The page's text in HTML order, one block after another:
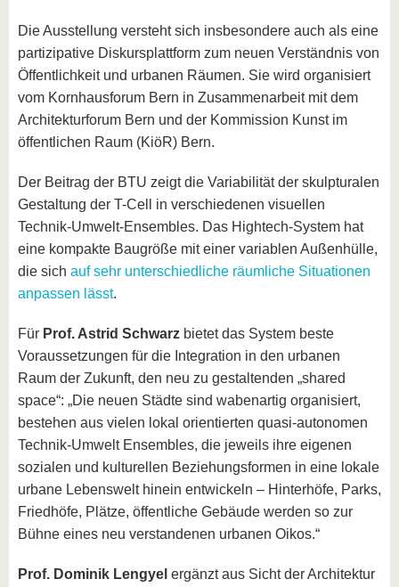
Die Ausstellung versteht sich insbesondere auch als eine
partizipative Diskursplattform zum neuen Verständnis von
Öffentlichkeit und urbanen Räumen. Sie wird organisiert
vom Kornhausforum Bern in Zusammenarbeit mit dem
Architekturforum Bern und der Kommission Kunst im
öffentlichen Raum (KiöR) Bern.
Der Beitrag der BTU zeigt die Variabilität der skulpturalen
Gestaltung der T-Cell in verschiedenen visuellen
Technik-Umwelt-Ensembles. Das Hightech-System hat
eine kompakte Baugröße mit einer variablen Außenhülle,
die sich auf sehr unterschiedliche räumliche Situationen
anpassen lässt.
Für Prof. Astrid Schwarz bietet das System beste
Voraussetzungen für die Integration in den urbanen
Raum der Zukunft, den neu zu gestaltenden „shared
space“: „Die neuen Städte sind wabenartig organisiert,
bestehen aus vielen lokal orientierten quasi-autonomen
Technik-Umwelt Ensembles, die jeweils ihre eigenen
sozialen und kulturellen Beziehungsformen in eine lokale
urbane Lebenswelt hinein entwickeln – Hinterhöfe, Parks,
Friedhöfe, Plätze, öffentliche Gebäude werden so zur
Bühne eines neu verstandenen urbanen Oikos.“
Prof. Dominik Lengyel ergänzt aus Sicht der Architektur